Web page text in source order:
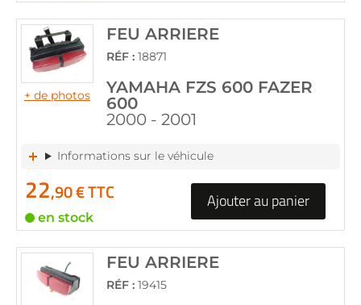
+ de photos
FEU ARRIERE
RÉF : 18871
YAMAHA FZS 600 FAZER
600
2000 - 2001
Informations sur le véhicule
22,90 € TTC
en stock
Ajouter au panier
FEU ARRIERE
RÉF : 19415